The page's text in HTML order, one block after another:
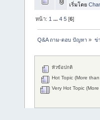
เริ่มโดย
หน้า: 1 ...4 5 [6]
Q&A ถาม-ตอบ ปัญหา » ข่
หัวข้อปกติ
Hot Topic (More
Very Hot Topic